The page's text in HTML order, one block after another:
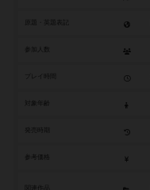
参加人数
参考価格
関連作品